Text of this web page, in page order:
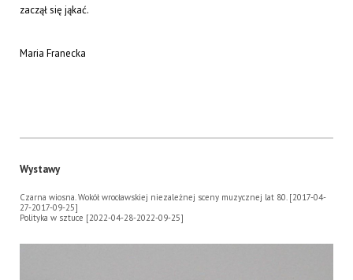
zaczął się jąkać.
Maria Franecka
Wystawy
Czarna wiosna. Wokół wrocławskiej niezależnej sceny muzycznej lat 80. [2017-04-
27-2017-09-25]
Polityka w sztuce [2022-04-28-2022-09-25]